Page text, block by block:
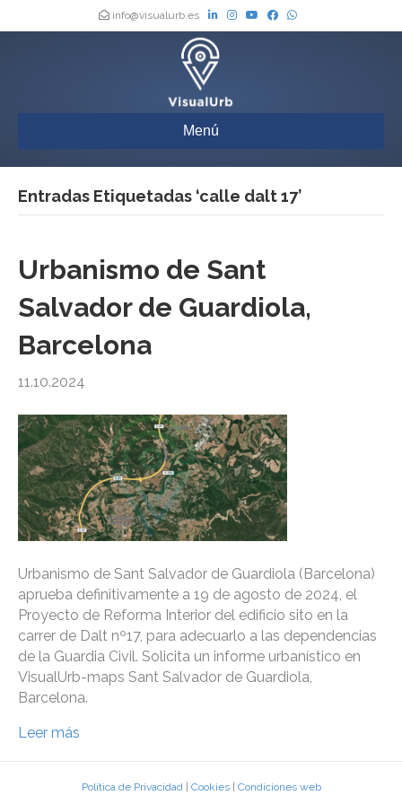
info@visualurb.es
Menú
Entradas Etiquetadas ‘calle dalt 17’
Urbanismo de Sant
Salvador de Guardiola,
Barcelona
11.10.2024
Urbanismo de Sant Salvador de Guardiola (Barcelona)
aprueba definitivamente a 19 de agosto de 2024, el
Proyecto de Reforma Interior del edificio sito en la
carrer de Dalt nº17, para adecuarlo a las dependencias
de la Guardia Civil. Solicita un informe urbanístico en
VisualUrb-maps Sant Salvador de Guardiola,
Barcelona.
Leer más
Política de Privacidad| Cookies| Condiciones web